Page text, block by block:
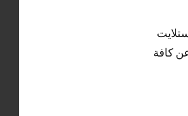
كافة